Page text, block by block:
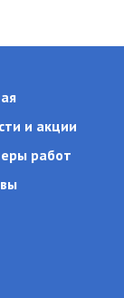
и акции
работ